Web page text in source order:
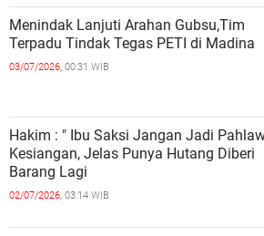
Menindak Lanjuti Arahan Gubsu,Tim
Terpadu Tindak Tegas PETI di Madina
03/07/2026, 00:31 WIB
Hakim : " Ibu Saksi Jangan Jadi
Kesiangan, Jelas Punya Hutang Diberi
Barang Lagi
02/07/2026, 03:14 WIB